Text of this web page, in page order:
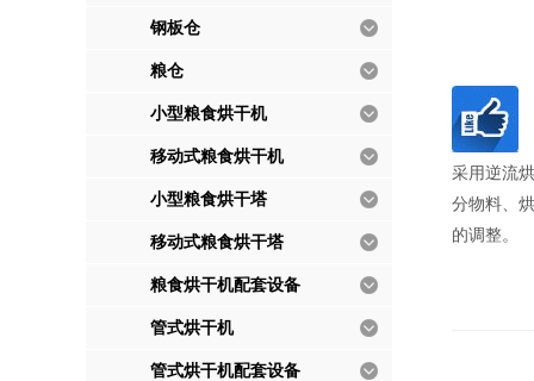
钢板仓
粮仓
小型粮食烘干机
移动式粮食烘干机
小型粮食烘干塔
移动式粮食烘干塔
粮食烘干机配套设备
管式烘干机
管式烘干机配套设备
采用逆流
分物料、
的调整。